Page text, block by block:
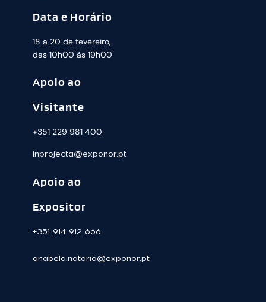
Data e Horário
18 a 20 de fevereiro,
das 10h00 às 19h00
Apoio ao
Visitante
+351 229 981 400
inprojecta@exponor.pt
Apoio ao
Expositor
+351 914 912 666
anabela.natario@exponor.pt